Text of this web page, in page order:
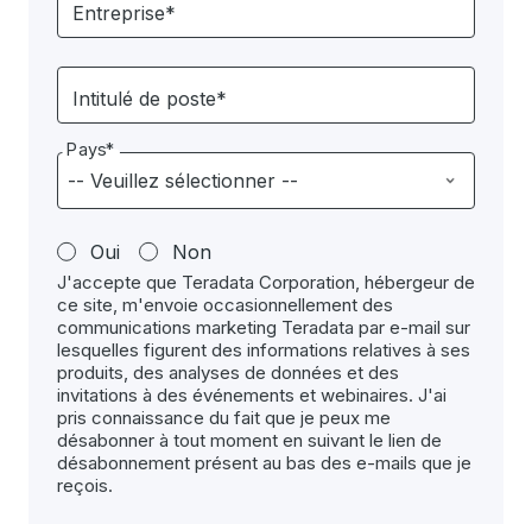
Entreprise*
Intitulé de poste*
Pays*
Oui Non
J'accepte que Teradata Corporation, hébergeur de
ce site, m'envoie occasionnellement des
communications marketing Teradata par e-mail sur
lesquelles figurent des informations relatives à ses
produits, des analyses de données et des
invitations à des événements et webinaires. J'ai
pris connaissance du fait que je peux me
désabonner à tout moment en suivant le lien de
désabonnement présent au bas des e-mails que je
reçois.